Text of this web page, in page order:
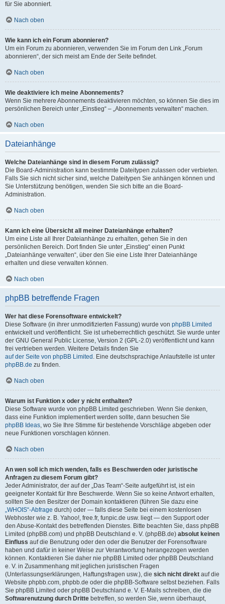
für Sie abonniert.
Nach oben
Wie kann ich ein Forum abonnieren?
Um ein Forum zu abonnieren, verwenden Sie im Forum den Link „Forum
abonnieren“, der sich meist am Ende der Seite befindet.
Nach oben
Wie deaktiviere ich meine Abonnements?
Wenn Sie mehrere Abonnements deaktivieren möchten, so können Sie dies im
persönlichen Bereich unter „Einstieg“ – „Abonnements verwalten“ machen.
Nach oben
Dateianhänge
Welche Dateianhänge sind in diesem Forum zulässig?
Die Board-Administration kann bestimmte Dateitypen zulassen oder verbieten.
Falls Sie sich nicht sicher sind, welche Dateitypen Sie anhängen können und
Sie Unterstützung benötigen, wenden Sie sich bitte an die Board-
Administration.
Nach oben
Kann ich eine Übersicht all meiner Dateianhänge erhalten?
Um eine Liste all Ihrer Dateianhänge zu erhalten, gehen Sie in den
persönlichen Bereich. Dort finden Sie unter „Einstieg“ einen Punkt
„Dateianhänge verwalten“, über den Sie eine Liste Ihrer Dateianhänge
erhalten und diese verwalten können.
Nach oben
phpBB betreffende Fragen
Wer hat diese Forensoftware entwickelt?
Diese Software (in ihrer unmodifizierten Fassung) wurde von phpBB Limited
entwickelt und veröffentlicht. Sie ist urheberrechtlich geschützt. Sie wurde unter
der GNU General Public License, Version 2 (GPL-2.0) veröffentlicht und kann
frei vertrieben werden. Weitere Details finden Sie
auf der Seite von phpBB Limited . Eine deutschsprachige Anlaufstelle ist unter
phpBB.de zu finden.
Nach oben
Warum ist Funktion x oder y nicht enthalten?
Diese Software wurde von phpBB Limited geschrieben. Wenn Sie denken,
dass eine Funktion implementiert werden sollte, dann besuchen Sie
phpBB Ideas, wo Sie Ihre Stimme für bestehende Vorschläge abgeben oder
neue Funktionen vorschlagen können.
Nach oben
An wen soll ich mich wenden, falls es Beschwerden oder juristische
Anfragen zu diesem Forum gibt?
Jeder Administrator, der auf der „Das Team“-Seite aufgeführt ist, ist ein
geeigneter Kontakt für Ihre Beschwerde. Wenn Sie so keine Antwort erhalten,
sollten Sie den Besitzer der Domain kontaktieren (führen Sie dazu eine
„WHOIS“-Abfrage durch) oder — falls diese Seite bei einem kostenlosen
Webhoster wie z. B. Yahoo!, free.fr, funpic.de usw. liegt — den Support oder
den Abuse-Kontakt des betreffenden Dienstes. Bitte beachten Sie, dass phpBB
Limited (phpBB.com) und phpBB Deutschland e. V. (phpBB.de) absolut keinen
Einfluss auf die Benutzung oder den oder die Benutzer der Forensoftware
haben und dafür in keiner Weise zur Verantwortung herangezogen werden
können. Kontaktieren Sie daher nie phpBB Limited oder phpBB Deutschland
e. V. in Zusammenhang mit jeglichen juristischen Fragen
(Unterlassungserklärungen, Haftungsfragen usw.), die sich nicht direkt auf die
Website phpbb.com, phpbb.de oder die phpBB-Software selbst beziehen. Falls
Sie phpBB Limited oder phpBB Deutschland e. V. E-Mails schreiben, die die
Softwarenutzung durch Dritte betreffen, so werden Sie, wenn überhaupt,